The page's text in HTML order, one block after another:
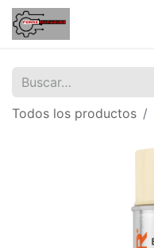
Todos los productos